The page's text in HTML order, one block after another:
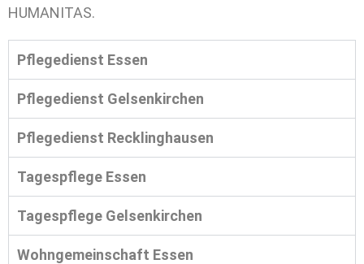
HUMANITAS.
Pflegedienst Essen
Pflegedienst Gelsenkirchen
Pflegedienst Recklinghausen
Tagespflege Essen
Tagespflege Gelsenkirchen
Wohngemeinschaft Essen